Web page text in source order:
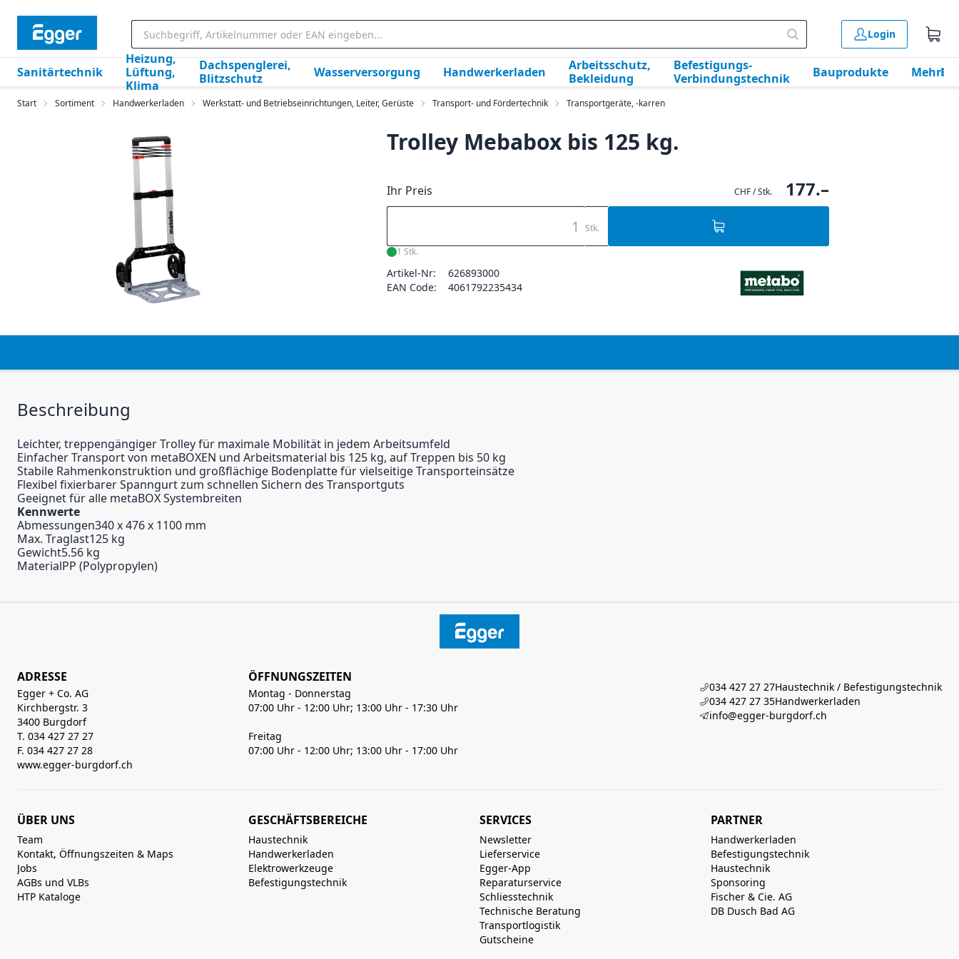
Login
Sanitärtechnik
Heizung,
Lüftung,
Klima
Dachspenglerei,
Blitzschutz
Wasserversorgung Handwerkerladen
Arbeitsschutz,
Bekleidung
Befestigungs-
Verbindungstechnik
Bauprodukte Mehr
Start Sortiment Handwerkerladen Werkstatt- und Betriebseinrichtungen, Leiter, Gerüste Transport- und Fördertechnik Transportgeräte, -karren
Trolley Mebabox bis 125 kg.
Ihr Preis CHF / Stk. 177.–
Stk.
1 Stk.
Artikel-Nr:
626893000
EAN Code:
4061792235434
Beschreibung
Leichter, treppengängiger Trolley für maximale Mobilität in jedem Arbeitsumfeld
Einfacher Transport von metaBOXEN und Arbeitsmaterial bis 125 kg, auf Treppen bis 50 kg
Stabile Rahmenkonstruktion und großflächige Bodenplatte für vielseitige Transporteinsätze
Flexibel fixierbarer Spanngurt zum schnellen Sichern des Transportguts
Geeignet für alle metaBOX Systembreiten
Kennwerte
Abmessungen340 x 476 x 1100 mm
Max. Traglast125 kg
Gewicht5.56 kg
MaterialPP (Polypropylen)
ADRESSE
Egger + Co. AG
Kirchbergstr. 3
3400 Burgdorf
T. 034 427 27 27
F. 034 427 27 28
www.egger-burgdorf.ch
ÖFFNUNGSZEITEN
Montag - Donnerstag
07:00 Uhr - 12:00 Uhr; 13:00 Uhr - 17:30 Uhr
Freitag
07:00 Uhr - 12:00 Uhr; 13:00 Uhr - 17:00 Uhr
034 427 27 27Haustechnik / Befestigungstechnik
034 427 27 35Handwerkerladen
info@egger-burgdorf.ch
ÜBER UNS
Team
Kontakt, Öffnungszeiten & Maps
Jobs
AGBs und VLBs
HTP Kataloge
GESCHÄFTSBEREICHE
Haustechnik
Handwerkerladen
Elektrowerkzeuge
Befestigungstechnik
SERVICES
Newsletter
Lieferservice
Egger-App
Reparaturservice
Schliesstechnik
Technische Beratung
Transportlogistik
Gutscheine
PARTNER
Handwerkerladen
Befestigungstechnik
Haustechnik
Sponsoring
Fischer & Cie. AG
DB Dusch Bad AG